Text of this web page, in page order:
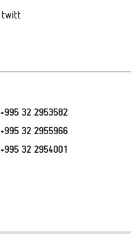
twitt
+995 32 2953582
+995 32 2955966
+995 32 2954001